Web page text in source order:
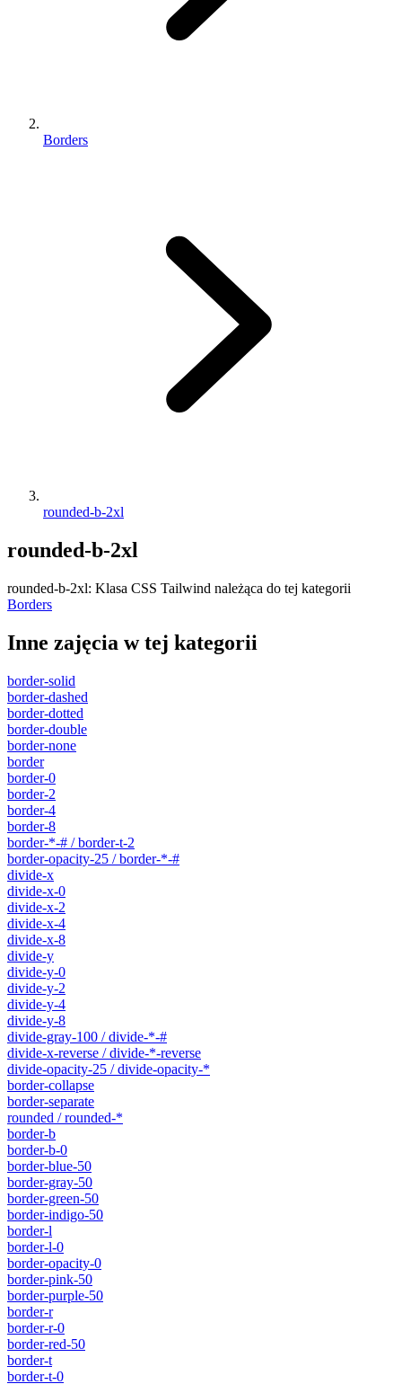
Borders
rounded-b-2xl
rounded-b-2xl
rounded-b-2xl: Klasa CSS Tailwind należąca do tej kategorii
Borders
Inne zajęcia w tej kategorii
border-solid
border-dashed
border-dotted
border-double
border-none
border
border-0
border-2
border-4
border-8
border-*-# / border-t-2
border-opacity-25 / border-*-#
divide-x
divide-x-0
divide-x-2
divide-x-4
divide-x-8
divide-y
divide-y-0
divide-y-2
divide-y-4
divide-y-8
divide-gray-100 / divide-*-#
divide-x-reverse / divide-*-reverse
divide-opacity-25 / divide-opacity-*
border-collapse
border-separate
rounded / rounded-*
border-b
border-b-0
border-blue-50
border-gray-50
border-green-50
border-indigo-50
border-l
border-l-0
border-opacity-0
border-pink-50
border-purple-50
border-r
border-r-0
border-red-50
border-t
border-t-0